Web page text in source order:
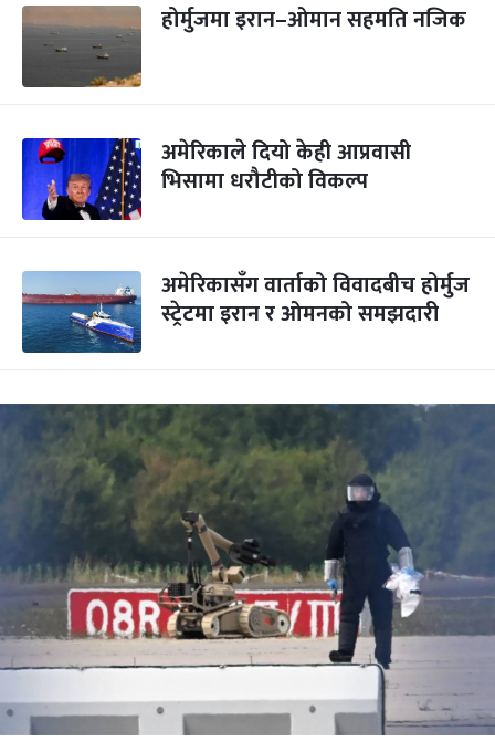
होर्मुजमा इरान–ओमान सहमति नजिक
अमेरिकाले दियो केही आप्रवासी
भिसामा धरौटीको विकल्प
अमेरिकासँग वार्ताको विवादबीच होर्मुज
स्ट्रेटमा इरान र ओमनको समझदारी